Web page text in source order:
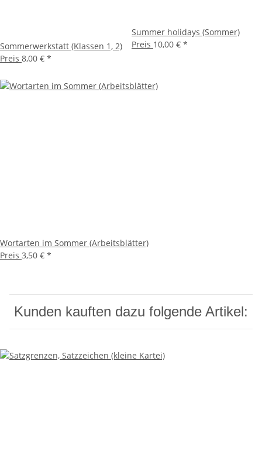
Sommerwerkstatt (Klassen 1, 2)
Preis 8,00 € *
Summer holidays (Sommer)
Preis 10,00 € *
Wortarten im Sommer (Arbeitsblätter)
Preis 3,50 € *
Kunden kauften dazu folgende Artikel: